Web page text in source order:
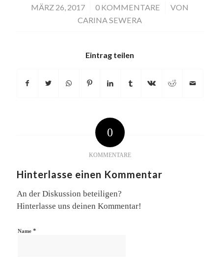
MÄRZ 26, 2017
/ 0 KOMMENTARE
/
VON
CARINA SEWERA
Eintrag teilen
0
KOMMENTARE
Hinterlasse einen Kommentar
An der Diskussion beteiligen?
Hinterlasse uns deinen Kommentar!
Name *